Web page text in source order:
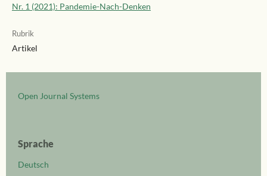
Nr. 1 (2021): Pandemie-Nach-Denken
Rubrik
Artikel
Open Journal Systems
Sprache
Deutsch